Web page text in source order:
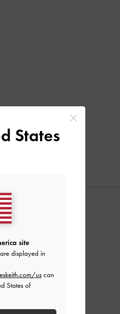
States
site
displayed in
us can
States of